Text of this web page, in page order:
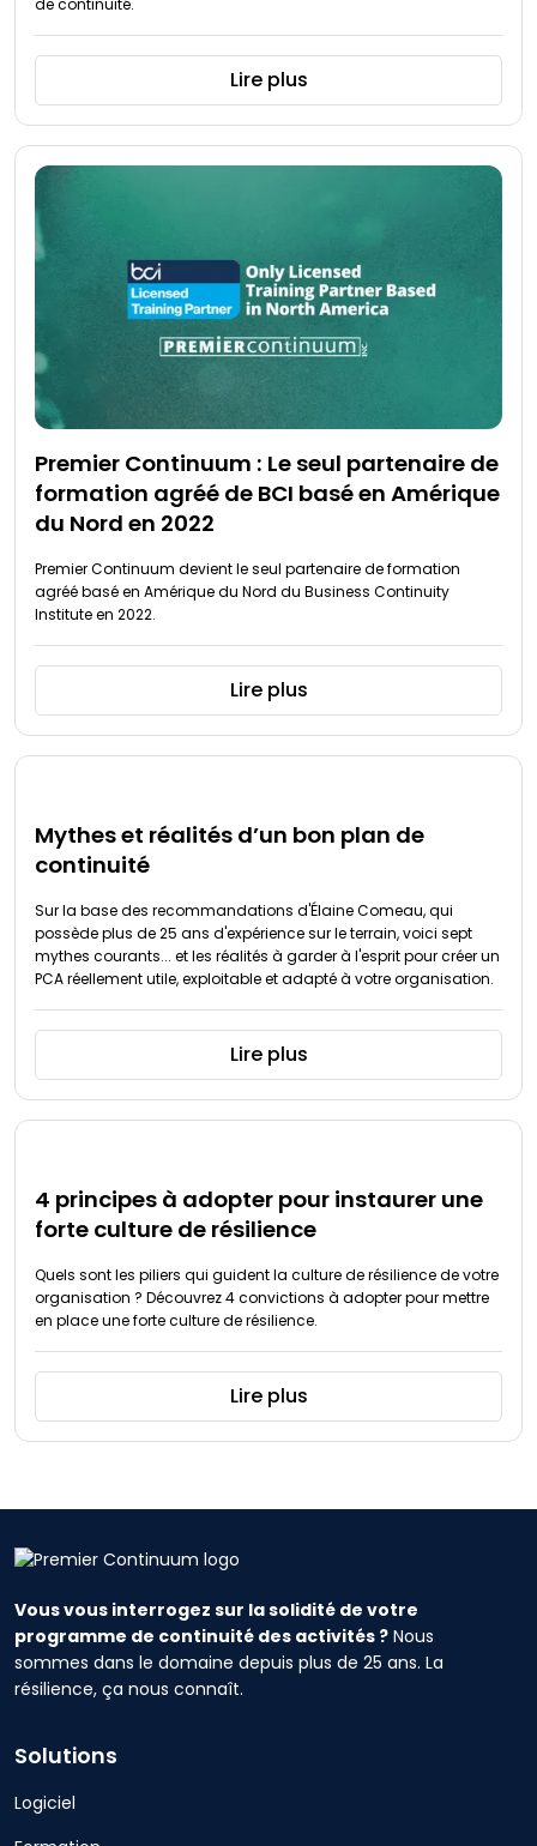
de continuité.
Lire plus
Premier Continuum : Le seul partenaire de
formation agréé de BCI basé en Amérique
du Nord en 2022
Premier Continuum devient le seul partenaire de formation
agréé basé en Amérique du Nord du Business Continuity
Institute en 2022.
Lire plus
Mythes et réalités d’un bon plan de
continuité
Sur la base des recommandations d'Élaine Comeau, qui
possède plus de 25 ans d'expérience sur le terrain, voici sept
mythes courants... et les réalités à garder à l'esprit pour créer un
PCA réellement utile, exploitable et adapté à votre organisation.
Lire plus
4 principes à adopter pour instaurer une
forte culture de résilience
Quels sont les piliers qui guident la culture de résilience de votre
organisation ? Découvrez 4 convictions à adopter pour mettre
en place une forte culture de résilience.
Lire plus
Vous vous interrogez sur la solidité de votre
programme de continuité des activités ? Nous
sommes dans le domaine depuis plus de 25 ans. La
résilience, ça nous connaît.
Solutions
Logiciel